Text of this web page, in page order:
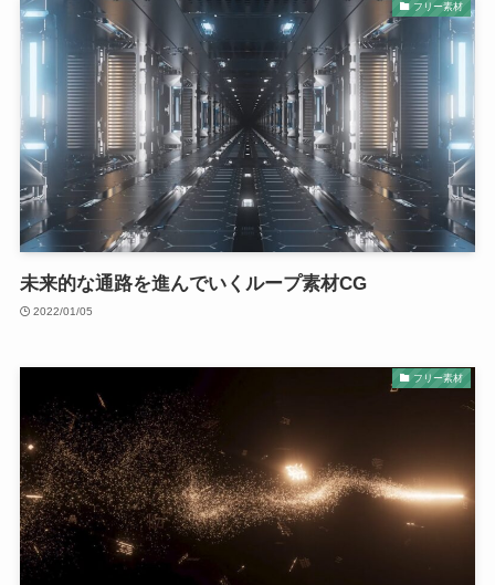
フリー素材
未来的な通路を進んでいくループ素材CG
2022/01/05
フリー素材